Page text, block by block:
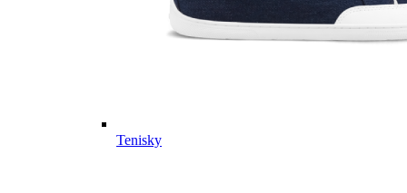
Tenisky